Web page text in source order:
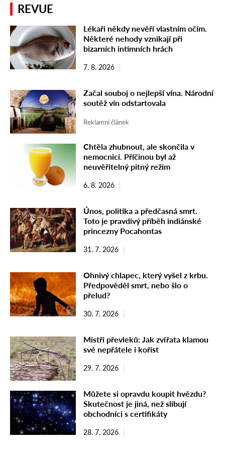
REVUE
Lékaři někdy nevěří vlastním očím.
Některé nehody vznikají při
bizarních intimních hrách
7. 8. 2026
Začal souboj o nejlepší vína. Národní
soutěž vín odstartovala
Reklamní článek
Chtěla zhubnout, ale skončila v
nemocnici. Příčinou byl až
neuvěřitelný pitný režim
6. 8. 2026
Únos, politika a předčasná smrt.
Toto je pravdivý příběh indiánské
princezny Pocahontas
31. 7. 2026
Ohnivý chlapec, který vyšel z krbu.
Předpověděl smrt, nebo šlo o
přelud?
30. 7. 2026
Mistři převleků: Jak zvířata klamou
své nepřátele i kořist
29. 7. 2026
Můžete si opravdu koupit hvězdu?
Skutečnost je jiná, než slibují
obchodníci s certifikáty
28. 7. 2026